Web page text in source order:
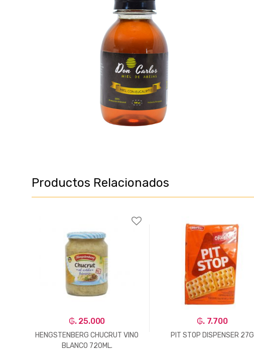
Productos Relacionados
₲. 25.000
HENGSTENBERG CHUCRUT VINO
BLANCO 720ML.
₲. 7.700
PIT STOP DISPENSER 27G